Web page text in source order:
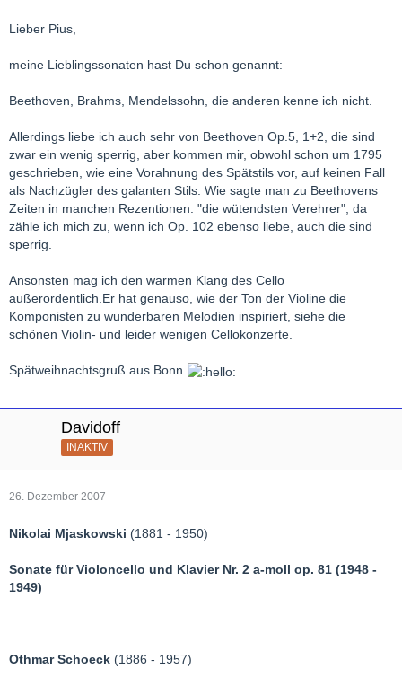
Lieber Pius,
meine Lieblingssonaten hast Du schon genannt:
Beethoven, Brahms, Mendelssohn, die anderen kenne ich nicht.
Allerdings liebe ich auch sehr von Beethoven Op.5, 1+2, die sind
zwar ein wenig sperrig, aber kommen mir, obwohl schon um 1795
geschrieben, wie eine Vorahnung des Spätstils vor, auf keinen Fall
als Nachzügler des galanten Stils. Wie sagte man zu Beethovens
Zeiten in manchen Rezentionen: "die wütendsten Verehrer", da
zähle ich mich zu, wenn ich Op. 102 ebenso liebe, auch die sind
sperrig.
Ansonsten mag ich den warmen Klang des Cello
außerordentlich.Er hat genauso, wie der Ton der Violine die
Komponisten zu wunderbaren Melodien inspiriert, siehe die
schönen Violin- und leider wenigen Cellokonzerte.
Spätweihnachtsgruß aus Bonn
Davidoff
INAKTIV
26. Dezember 2007
Nikolai Mjaskowski (1881 - 1950)
Sonate für Violoncello und Klavier Nr. 2 a-moll op. 81 (1948 -
1949)
Othmar Schoeck (1886 - 1957)